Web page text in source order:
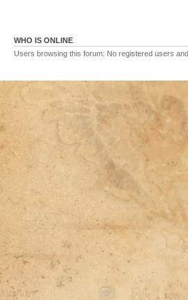
WHO IS ONLINE
Users browsing this forum: No registered users